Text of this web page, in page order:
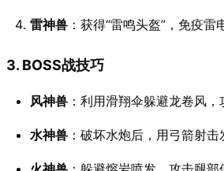
雷神兽 ：获得“雷鸣头盔”，免疫雷
3. BOSS战技巧
风神兽 ：利用滑翔伞躲避龙卷风，
水神兽 ：破坏水炮后，用弓箭射击